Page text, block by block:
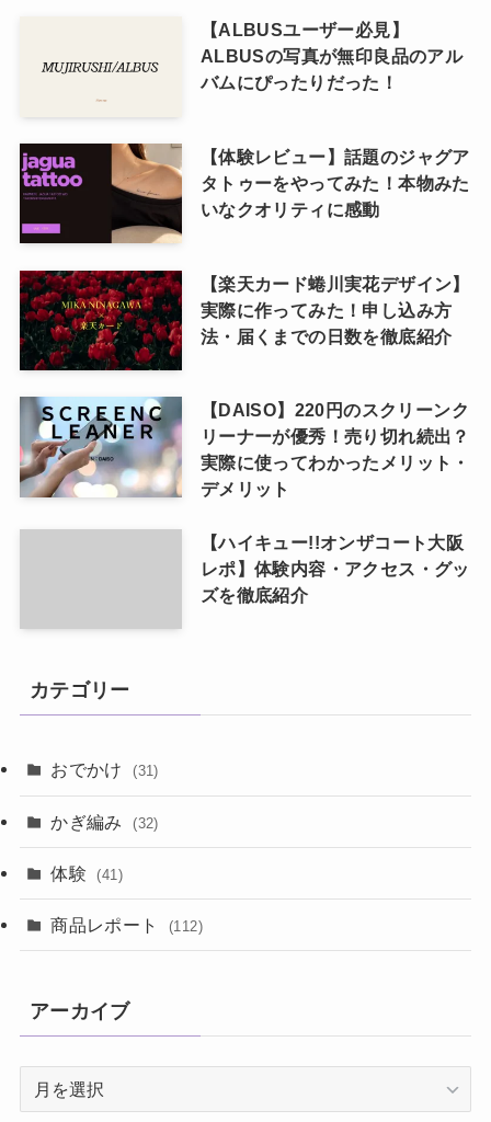
【ALBUSユーザー必見】
ALBUSの写真が無印良品のアル
バムにぴったりだった！
【体験レビュー】話題のジャグア
タトゥーをやってみた！本物みた
いなクオリティに感動
【楽天カード蜷川実花デザイン】
実際に作ってみた！申し込み方
法・届くまでの日数を徹底紹介
【DAISO】220円のスクリーンク
リーナーが優秀！売り切れ続出？
実際に使ってわかったメリット・
デメリット
【ハイキュー!!オンザコート大阪
レポ】体験内容・アクセス・グッ
ズを徹底紹介
カテゴリー
おでかけ (31)
かぎ編み (32)
体験 (41)
商品レポート (112)
アーカイブ